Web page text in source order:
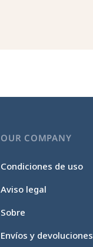
OUR COMPANY
Condiciones de uso
Aviso legal
Sobre
Envíos y devoluciones